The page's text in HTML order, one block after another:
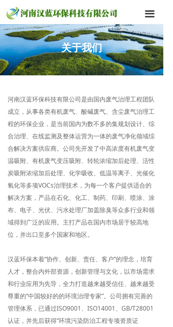
끀
关于我们
河南汉蓝环保科技有限公司是由国内废气治理工程团队
成立，从事各类有机废气、酸碱废气、含尘废气治理工
程的环保企业，是当前国内为数不多的集规划设计、综
合治理、在线监测及整体运营为一体的废气净化领域综
合解决方案供应商。公司先开发了中高浓度有机废气变
温吸附、有机废气变压吸附、转轮浓缩加后处理、活性
炭吸附浓缩加后处理、化学吸收、低温等离子、光催化
氧化等多项VOCs治理技术，为每一个客户提供适合的
解决方案，产品在石化、化工、制药、印刷、喷涂、涂
布、电子、光伏、污水处理厂加盖除臭等众多行业和领
域得到广泛的应用。主打产品在国内市场居于较高地
位，并出口至多个国家和地区。
汉蓝环保本着“协作、创新、责任、客户”的理念，培育
人才，整合内外部资源，创新管理与文化，以市场需求
和行业应用为先导，全力打造越来越受信任、越来越受
尊重的“中国较好的的环境治理专家”。公司拥有完善的
管理体系，已通过ISO9001、ISO14001、GB/T28001
认证，并先后获得“环境污染防治工程专项资质证